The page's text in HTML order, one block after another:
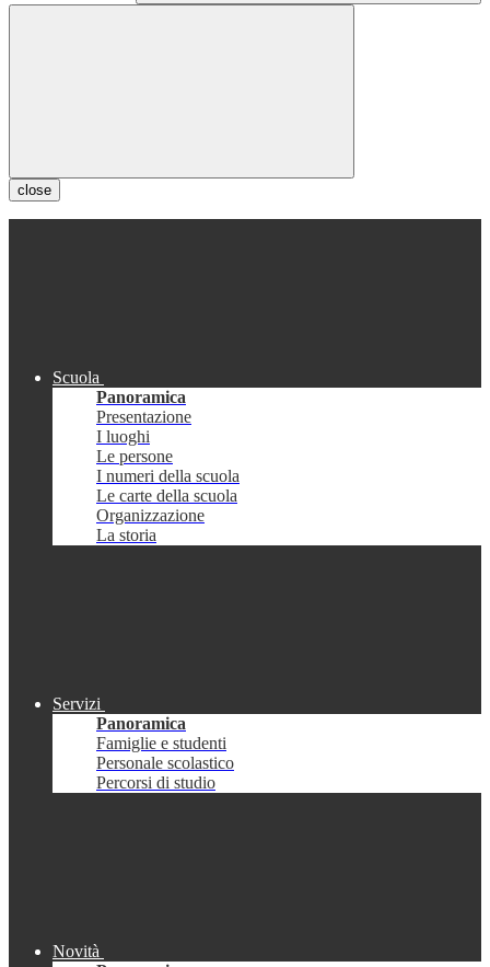
close
Scuola
Panoramica
Presentazione
I luoghi
Le persone
I numeri della scuola
Le carte della scuola
Organizzazione
La storia
Servizi
Panoramica
Famiglie e studenti
Personale scolastico
Percorsi di studio
Novità